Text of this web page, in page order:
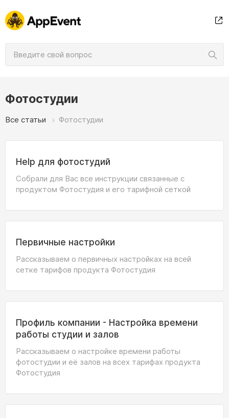
Фотостудии
Все статьи Фотостудии
Help для фотостудий
Собрали для Вас все инструкции связанные с
продуктом Фотостудия и его тарифной сеткой
Первичные настройки
Рассказываем о первичных настройках на всей
сетке тарифов продукта Фотостудия
Профиль компании - Настройка времени
работы студии и залов
Рассказываем о настройке времени работы
фотостудии и её залов на всех тарифах продукта
Фотостудия